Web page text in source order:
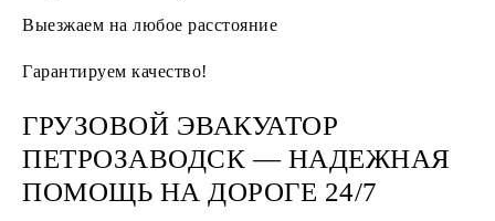
Выезжаем на любое расстояние
Гарантируем качество!
ГРУЗОВОЙ ЭВАКУАТОР
ПЕТРОЗАВОДСК — НАДЕЖНАЯ
ПОМОЩЬ НА ДОРОГЕ 24/7